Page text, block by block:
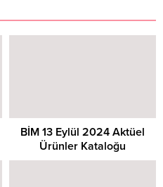
BİM 13 Eylül 2024 Aktüel
Ürünler Kataloğu